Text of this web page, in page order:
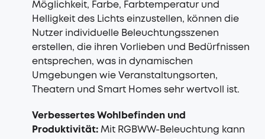
Möglichkeit, Farbe, Farbtemperatur und
Helligkeit des Lichts einzustellen, können die
Nutzer individuelle Beleuchtungsszenen
erstellen, die ihren Vorlieben und Bedürfnissen
entsprechen, was in dynamischen
Umgebungen wie Veranstaltungsorten,
Theatern und Smart Homes sehr wertvoll ist.
Verbessertes Wohlbefinden und
Produktivität: Mit RGBWW-Beleuchtung kann